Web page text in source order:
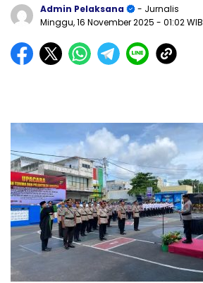
Admin Pelaksana
- Jurnalis
Minggu, 16 November 2025 - 01:02 WIB